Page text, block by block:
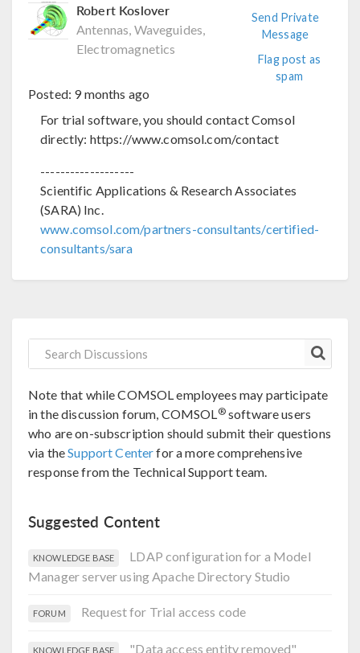
Robert Koslover
Antennas, Waveguides,
Electromagnetics
Send Private
Message
Flag post as
spam
Posted: 9 months ago
For trial software, you should contact Comsol
directly: https://www.comsol.com/contact
-------------------
Scientific Applications & Research Associates
(SARA) Inc.
www.comsol.com/partners-consultants/certified-
consultants/sara
Note that while COMSOL employees may participate
in the discussion forum, COMSOL®software users
who are on-subscription should submit their questions
via theSupport Centerfor a more comprehensive
response from the Technical Support team.
Suggested Content
KNOWLEDGE BASE
LDAP configuration for a Model
Manager server using Apache Directory Studio
FORUM Request for Trial access code
KNOWLEDGE BASE
"Data access entity removed"